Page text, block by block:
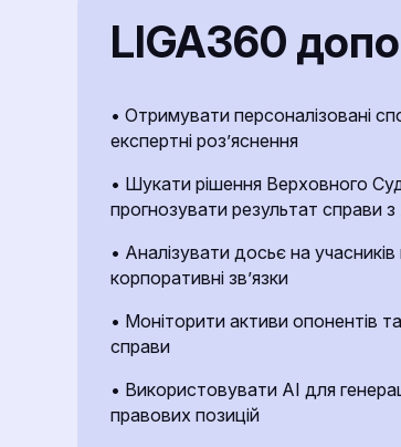
LIGA360
• Отримувати персоналізовані
експертні роз’яснення
• Шукати рішення Верховного
прогнозувати результат справи з
• Аналізувати досьє на
корпоративні зв’язки
• Моніторити активи опонентів
справи
• Використовувати AI для
правових позицій